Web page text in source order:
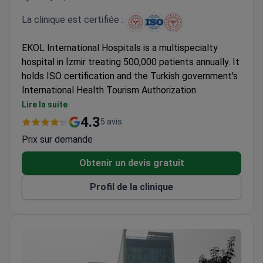
La clinique est certifiée :
EKOL International Hospitals is a multispecialty
hospital in İzmir treating 500,000 patients annually. It
holds ISO certification and the Turkish government's
International Health Tourism Authorization
Certificate.
100 physicians on staff.
specialties.
Accredited by the Turkish Medical Association.
Lire la suite
4.35 avis
Prix sur demande
Obtenir un devis gratuit
Profil de la clinique